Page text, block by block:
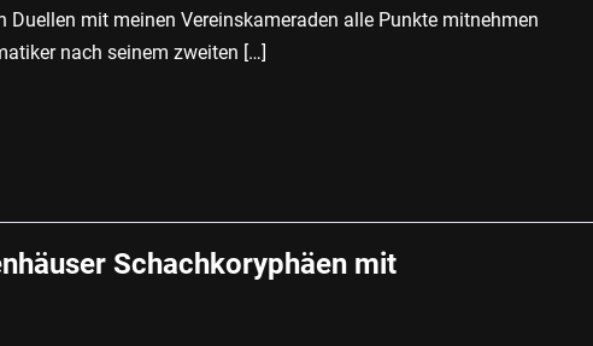
mit meinen Vereinskameraden alle Punkte mitnehmen
nach seinem zweiten […]
Schachkoryphäen mit